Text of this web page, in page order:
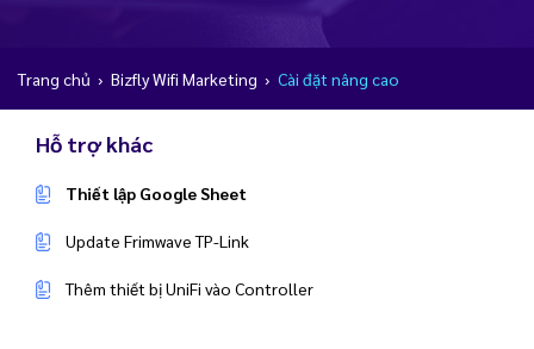
Trang chủ › Bizfly Wifi Marketing › Cài đặt nâng cao
Hỗ trợ khác
Thiết lập Google Sheet
Update Frimwave TP-Link
Thêm thiết bị UniFi vào Controller